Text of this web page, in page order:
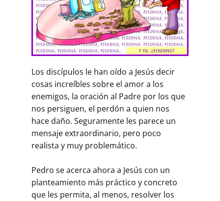
Los discípulos le han oído a Jesús decir
cosas increíbles sobre el amor a los
enemigos, la oración al Padre por los que
nos persiguen, el perdón a quien nos
hace daño. Seguramente les parece un
mensaje extraordinario, pero poco
realista y muy problemático.
Pedro se acerca ahora a Jesús con un
planteamiento más práctico y concreto
que les permita, al menos, resolver los